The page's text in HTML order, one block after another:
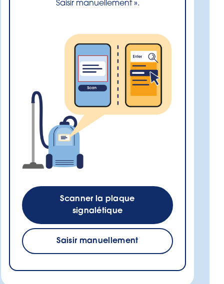
Saisir manuellement ».
Scanner la plaque
signalétique
Saisir manuellement